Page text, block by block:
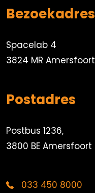
Bezoekadres
Spacelab 4
3824 MR Amersfoort
Postadres
Postbus 1236,
3800 BE Amersfoort
033 450 8000